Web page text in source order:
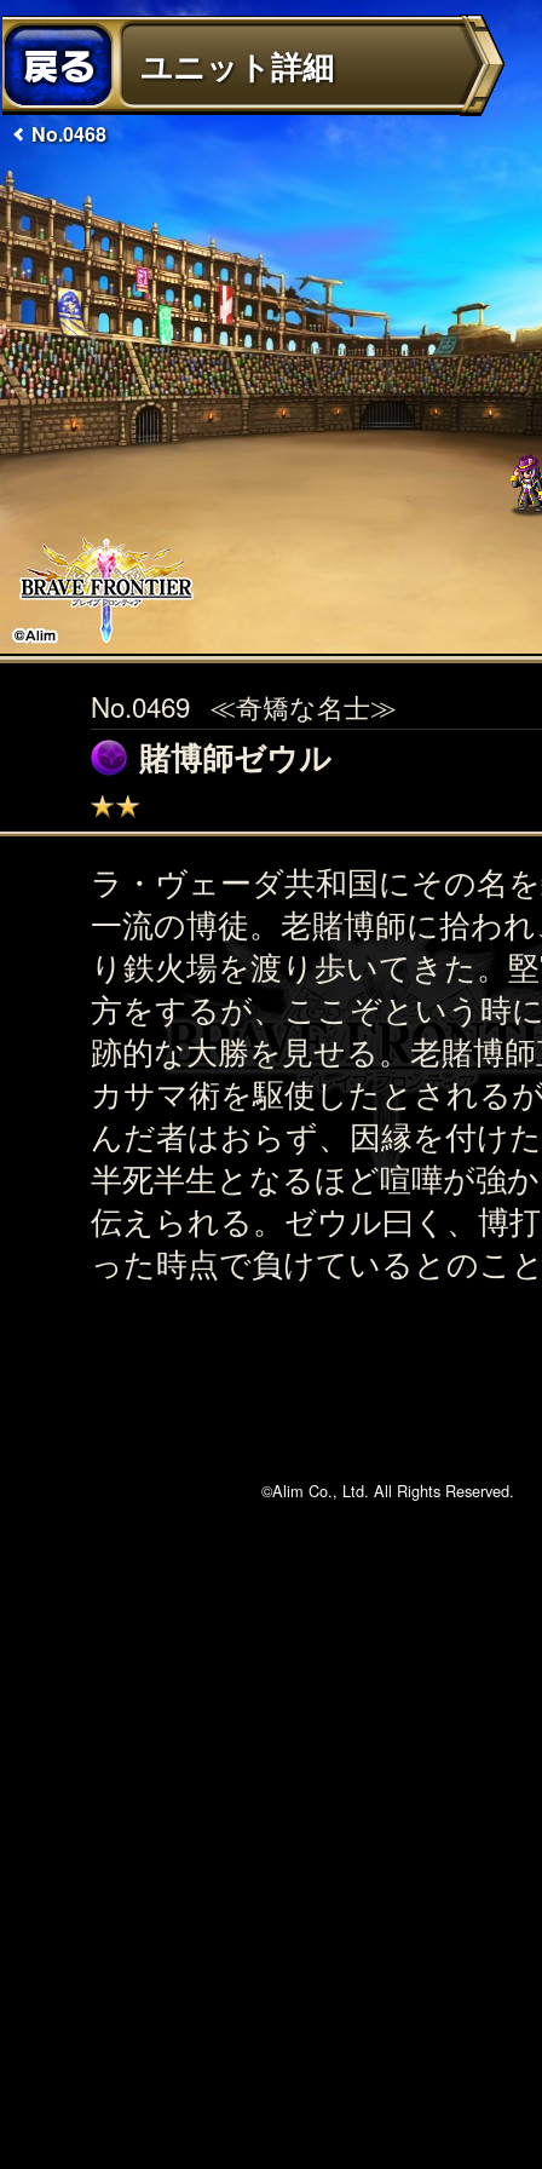
ユニット詳細
No.0468
No.0469 ≪奇矯な名士≫
賭博師ゼウル
ラ・ヴェーダ共和国にその名
一流の博徒。老賭博師に拾わ
り鉄火場を渡り歩いてきた。
方をするが、ここぞという時
跡的な大勝を見せる。老賭博
カサマ術を駆使したとされる
んだ者はおらず、因縁を付け
半死半生となるほど喧嘩が強
伝えられる。ゼウル曰く、博
った時点で負けているとのこ
©Alim Co., Ltd. All Rights Reserved.